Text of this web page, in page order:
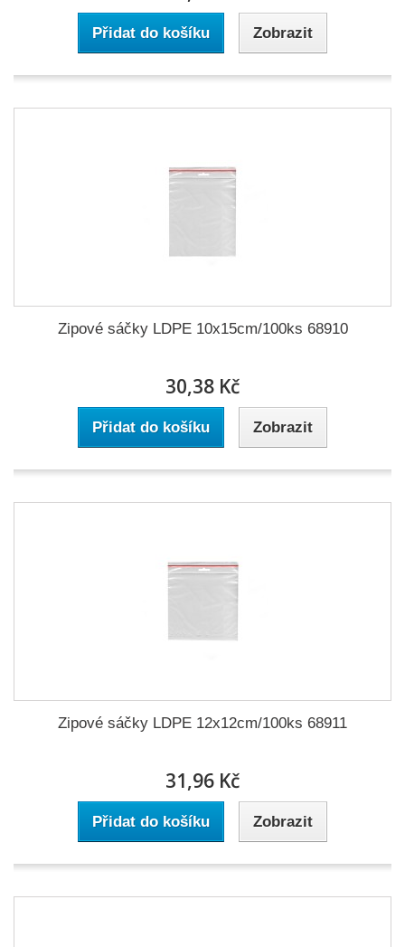
Přidat do košíku Zobrazit
Zipové sáčky LDPE 10x15cm/100ks 68910
30,38 Kč
Přidat do košíku Zobrazit
Zipové sáčky LDPE 12x12cm/100ks 68911
31,96 Kč
Přidat do košíku Zobrazit